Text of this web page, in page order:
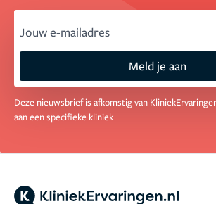
Meld je aan
Deze nieuwsbrief is afkomstig van
aan een specifieke kliniek